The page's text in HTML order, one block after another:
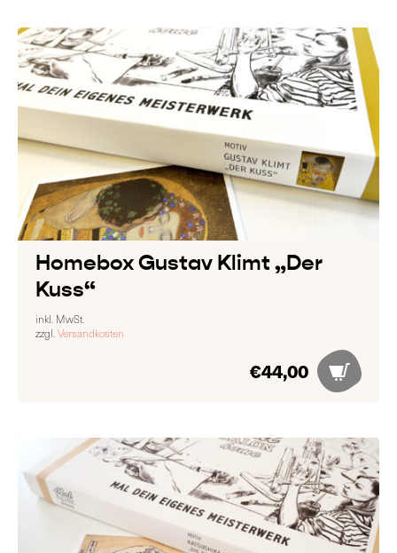
Homebox Gustav Klimt „Der
Kuss“
€44,00
inkl. MwSt.
zzgl. Versandkosten